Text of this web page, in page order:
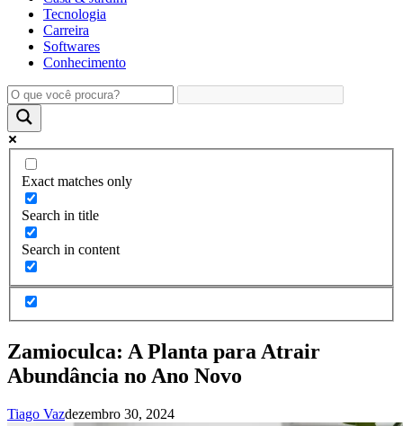
Tecnologia
Carreira
Softwares
Conhecimento
Exact matches only
Search in title
Search in content
Zamioculca: A Planta para Atrair
Abundância no Ano Novo
Tiago Vazdezembro 30, 2024